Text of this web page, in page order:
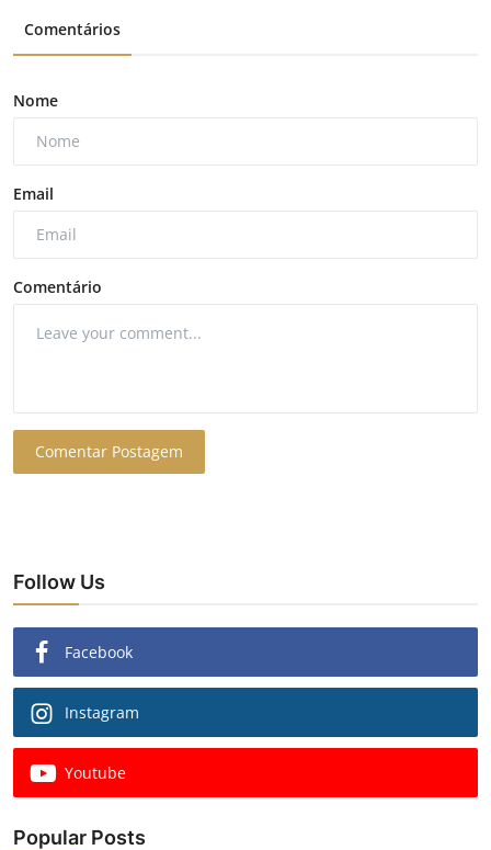
Comentários
Nome
Email
Comentário
Comentar Postagem
Follow Us
Facebook
Instagram
Youtube
Popular Posts